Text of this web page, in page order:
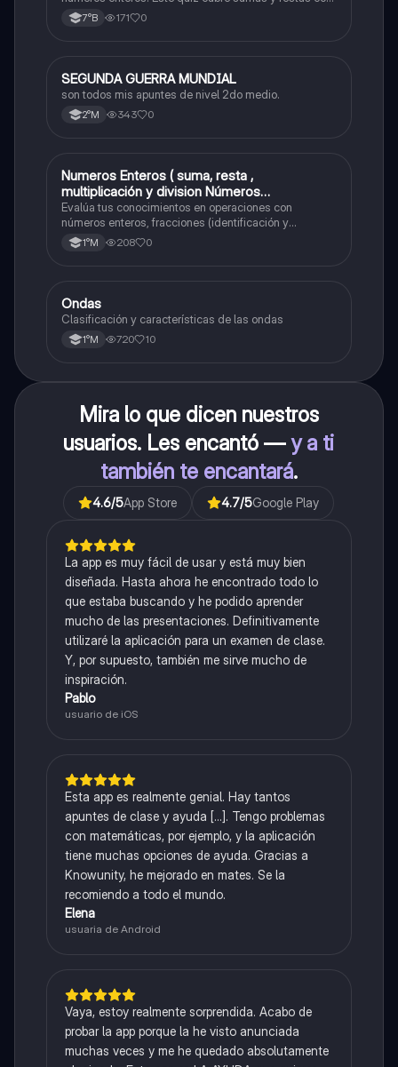
números positivos y negativos.
7°B 171 0
Historia
SEGUNDA GUERRA MUNDIAL
son todos mis apuntes de nivel 2do medio.
2°M 343 0
Matemáticas
Numeros Enteros ( suma, resta ,
multiplicación y division Números
Fraccionarios si es Propia o Impropia o mixto
( suma , resta , multiplicación y división)
Porcentaje ( fracción, porcentual y decimal).
Evalúa tus conocimientos en operaciones con
números enteros, fracciones (identificación y
operaciones) y conversiones de porcentajes (fracción,
decimal y viceversa).
1°M 208 0
Física
Ondas
Clasificación y características de las ondas
1°M 720 10
Mira lo que dicen nuestros
usuarios. Les encantó —y a ti
también te encantará.
4.6/5App Store 4.7/5Google Play
La app es muy fácil de usar y está muy bien
diseñada. Hasta ahora he encontrado todo lo
que estaba buscando y he podido aprender
mucho de las presentaciones. Definitivamente
utilizaré la aplicación para un examen de clase.
Y, por supuesto, también me sirve mucho de
inspiración.
Pablo
usuario de iOS
Esta app es realmente genial. Hay tantos
apuntes de clase y ayuda [...]. Tengo problemas
con matemáticas, por ejemplo, y la aplicación
tiene muchas opciones de ayuda. Gracias a
Knowunity, he mejorado en mates. Se la
recomiendo a todo el mundo.
Elena
usuaria de Android
Vaya, estoy realmente sorprendida. Acabo de
probar la app porque la he visto anunciada
muchas veces y me he quedado absolutamente